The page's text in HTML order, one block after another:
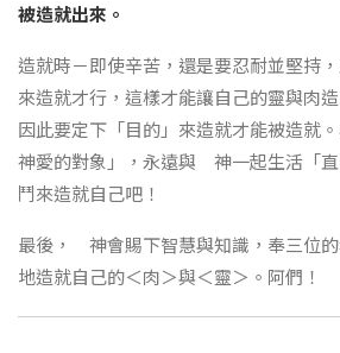
被造就出來。
造就時－即使辛苦，還是要忍耐並堅持
來造就才行，這樣才能讓自己的靈與肉
因此要定下「目的」來造就才能被造就
神愛的對象」，永遠與 神一起生活「
鬥來造就自己吧！
最後， 神會賜下智慧與知識，奉三位
地造就自己的＜肉＞與＜靈＞。阿們！